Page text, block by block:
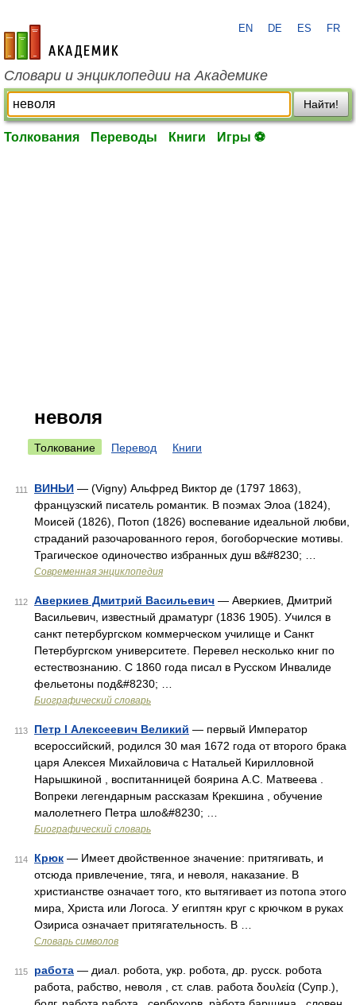
academic.ru
EN DE ES FR
Словари и энциклопедии на Академике
Найти!
Толкования Переводы Книги Игры ⚽
неволя
Толкование Перевод Книги
111 ВИНЬИ — (Vigny) Альфред Виктор де (1797 1863),
французский писатель романтик. В поэмах Элоа (1824),
Моисей (1826), Потоп (1826) воспевание идеальной любви,
страданий разочарованного героя, богоборческие мотивы.
Трагическое одиночество избранных душ в&#8230; …
Современная энциклопедия
112 Аверкиев Дмитрий Васильевич — Аверкиев, Дмитрий
Васильевич, известный драматург (1836 1905). Учился в
санкт петербургском коммерческом училище и Санкт
Петербургском университете. Перевел несколько книг по
естествознанию. С 1860 года писал в Русском Инвалиде
фельетоны под&#8230; …
Биографический словарь
113 Петр I Алексеевич Великий — первый Император
всероссийский, родился 30 мая 1672 года от второго брака
царя Алексея Михайловича с Натальей Кирилловной
Нарышкиной , воспитанницей боярина А.С. Матвеева .
Вопреки легендарным рассказам Крекшина , обучение
малолетнего Петра шло&#8230; …
Биографический словарь
114 Крюк — Имеет двойственное значение: притягивать, и
отсюда привлечение, тяга, и неволя, наказание. В
христианстве означает того, кто вытягивает из потопа этого
мира, Христа или Логоса. У египтян круг с крючком в руках
Озириса означает притягательность. В …
Словарь символов
115 работа — диал. робота, укр. робота, др. русск. робота
работа, рабство, неволя , ст. слав. работа δουλεία (Супр.),